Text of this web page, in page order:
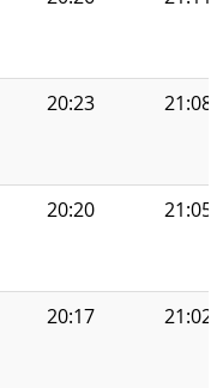
20:23 21:08
20:20 21:05
20:17 21:02